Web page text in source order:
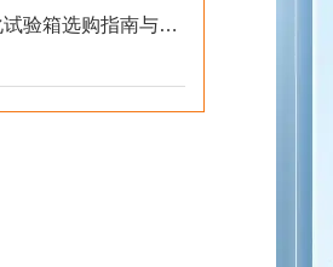
PVC护栏紫外老化试验箱选购指南与成本优化方案